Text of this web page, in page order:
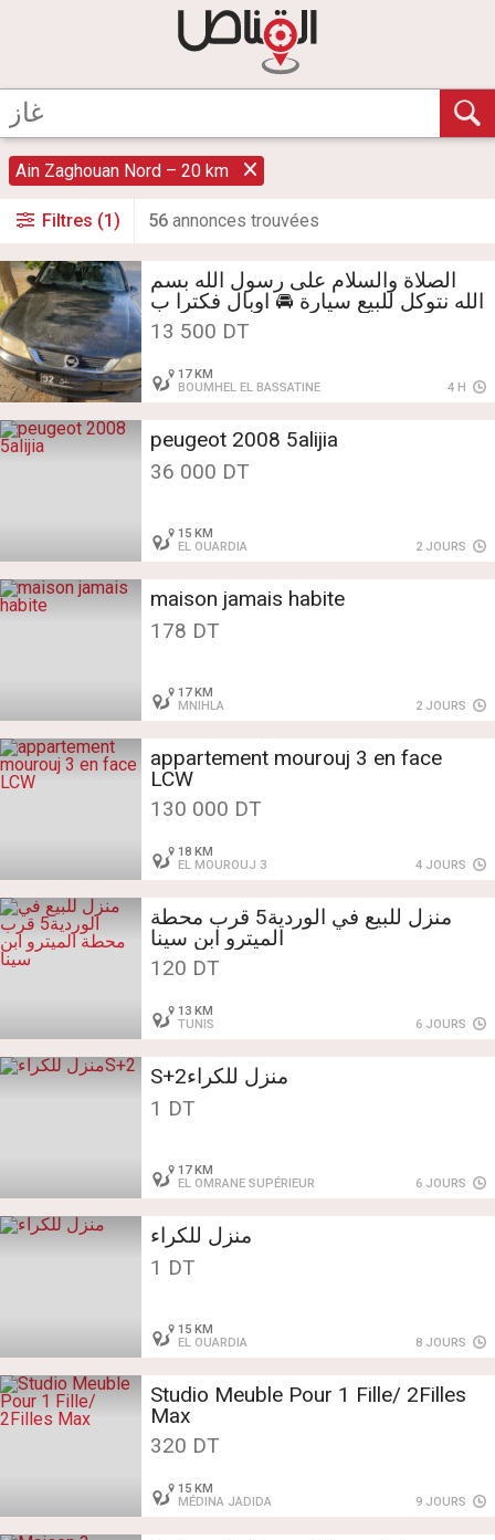
Ain Zaghouan Nord – 20 km
Filtres (1) 56 annonces trouvées
الصلاة والسلام على رسول الله بسم
الله نتوكل للبيع سيارة 🚘 اوبال فكترا ب
ايسونس الثمن 13500 والهاتف☎️
58880664
13 500 DT
17 KM
BOUMHEL EL BASSATINE
4 H
peugeot 2008 5alijia
36 000 DT
15 KM
EL OUARDIA
2 JOURS
maison jamais habite
178 DT
17 KM
MNIHLA
2 JOURS
appartement mourouj 3 en face
LCW
130 000 DT
18 KM
EL MOUROUJ 3
4 JOURS
منزل للبيع في الوردية5 قرب محطة
الميترو ابن سينا
120 DT
13 KM
TUNIS
6 JOURS
منزل للكراءS+2
1 DT
17 KM
EL OMRANE SUPÉRIEUR
6 JOURS
منزل للكراء
1 DT
15 KM
EL OUARDIA
8 JOURS
Studio Meuble Pour 1 Fille/ 2Filles
Max
320 DT
15 KM
MÉDINA JADIDA
9 JOURS